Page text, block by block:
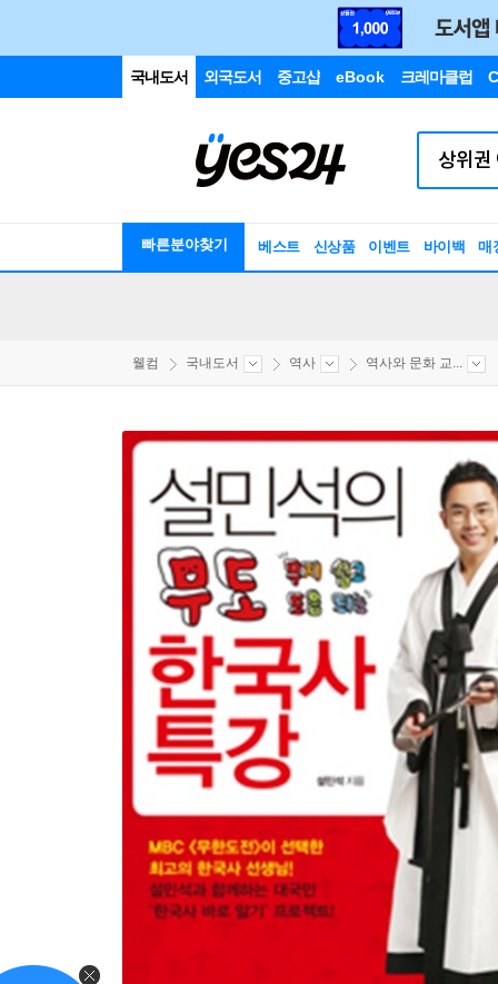
국내도서 외국도서 중고샵 eBook 크레마클럽
빠른분야찾기 베스트 신상품 이벤트 바이백 매
웰컴 국내도서 역사 역사와 문화 교...